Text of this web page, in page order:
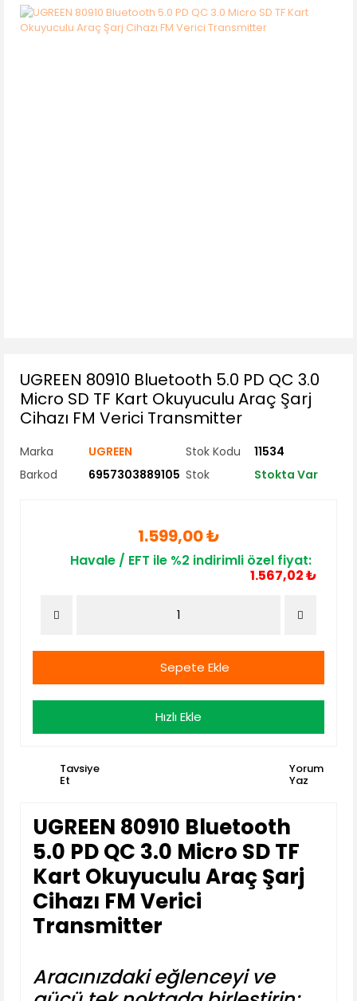
UGREEN 80910 Bluetooth 5.0 PD QC 3.0
Micro SD TF Kart Okuyuculu Araç Şarj
Cihazı FM Verici Transmitter
Marka UGREEN Stok Kodu
11534
Barkod
6957303889105 Stok Stokta Var
1.599,00 ₺
Havale / EFT ile %2 indirimli özel fiyat:
1.567,02 ₺
Sepete Ekle
Hızlı Ekle
Tavsiye
Et
Yorum
Yaz
UGREEN 80910 Bluetooth
5.0 PD QC 3.0 Micro SD TF
Kart Okuyuculu Araç Şarj
Cihazı FM Verici
Transmitter
Aracınızdaki eğlenceyi ve